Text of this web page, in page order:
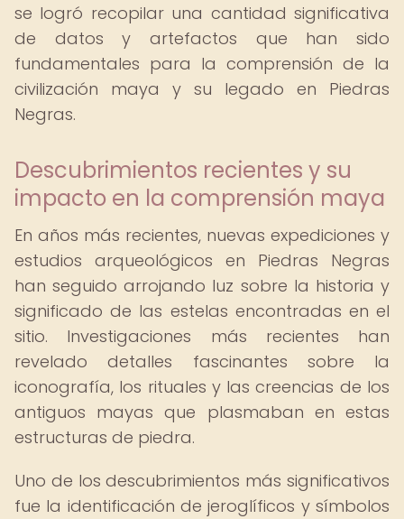
se logró recopilar una cantidad significativa
de datos y artefactos que han sido
fundamentales para la comprensión de la
civilización maya y su legado en Piedras
Negras.
Descubrimientos recientes y su
impacto en la comprensión maya
En años más recientes, nuevas expediciones y
estudios arqueológicos en Piedras Negras
han seguido arrojando luz sobre la historia y
significado de las estelas encontradas en el
sitio. Investigaciones más recientes han
revelado detalles fascinantes sobre la
iconografía, los rituales y las creencias de los
antiguos mayas que plasmaban en estas
estructuras de piedra.
Uno de los descubrimientos más significativos
fue la identificación de jeroglíficos y símbolos